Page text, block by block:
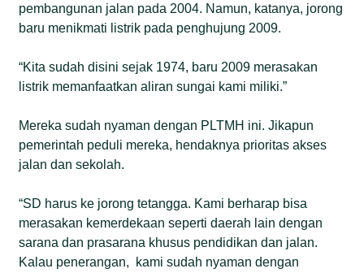
pembangunan jalan pada 2004. Namun, katanya, jorong
baru menikmati listrik pada penghujung 2009.
“Kita sudah disini sejak 1974, baru 2009 merasakan
listrik memanfaatkan aliran sungai kami miliki.”
Mereka sudah nyaman dengan PLTMH ini. Jikapun
pemerintah peduli mereka, hendaknya prioritas akses
jalan dan sekolah.
“SD harus ke jorong tetangga. Kami berharap bisa
merasakan kemerdekaan seperti daerah lain dengan
sarana dan prasarana khusus pendidikan dan jalan.
Kalau penerangan, kami sudah nyaman dengan